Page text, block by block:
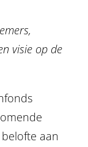
visie op de
aan